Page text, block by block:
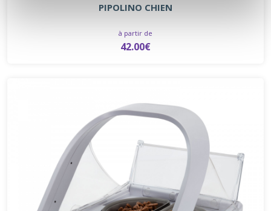
PIPOLINO CHIEN
à partir de
42.00€